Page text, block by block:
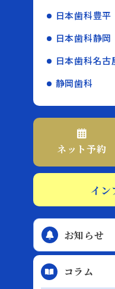
日本歯科豊平
日本歯科静岡
日本歯科名古
静岡歯科
ネット予約
イン
お知らせ
コラム